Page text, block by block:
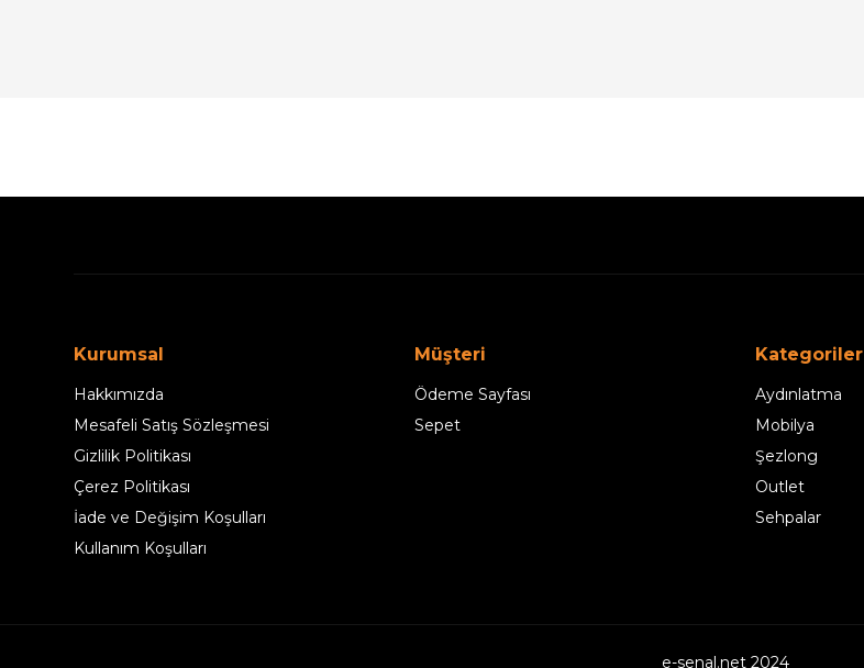
Kurumsal
Hakkımızda
Mesafeli Satış Sözleşmesi
Gizlilik Politikası
Çerez Politikası
İade ve Değişim Koşulları
Kullanım Koşulları
Müşteri
Ödeme Sayfası
Sepet
Kategoriler
Aydınlatma
Mobilya
Şezlong
Outlet
Sehpalar
e-senal.net 2024